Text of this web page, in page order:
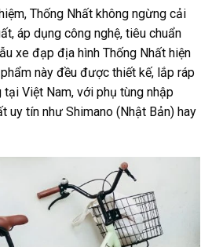
Thống Nhất không ngừng cải
áp dụng công nghệ, tiêu chuẩn
xe đạp địa hình Thống Nhất hiện
này đều được thiết kế, lắp ráp
Việt Nam, với phụ tùng nhập
uy tín như Shimano (Nhật Bản) hay